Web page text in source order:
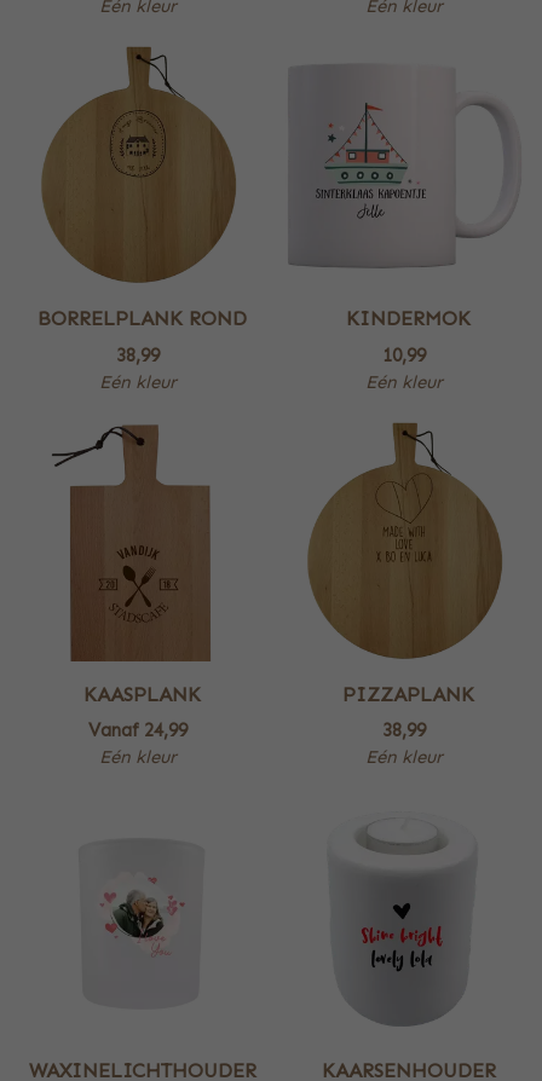
Eén kleur
Eén kleur
BORRELPLANK ROND
38,99
Eén kleur
KINDERMOK
10,99
Eén kleur
KAASPLANK
Vanaf 24,99
Eén kleur
PIZZAPLANK
38,99
Eén kleur
WAXINELICHTHOUDER KAARSENHOUDER